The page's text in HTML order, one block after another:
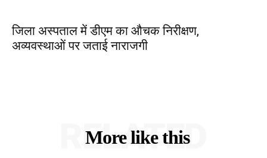
जिला अस्पताल में डीएम का औचक निरीक्षण,
अव्यवस्थाओं पर जताई नाराजगी
More like this
RELATED